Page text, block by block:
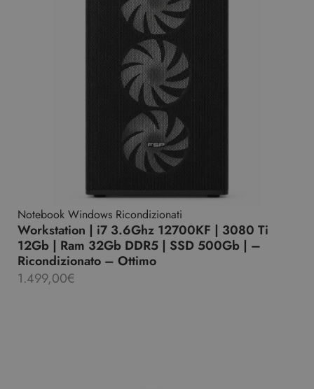
Notebook Windows Ricondizionati
Workstation | i7 3.6Ghz 12700KF | 3080 Ti
12Gb | Ram 32Gb DDR5 | SSD 500Gb | –
Ricondizionato – Ottimo
1.499,00€